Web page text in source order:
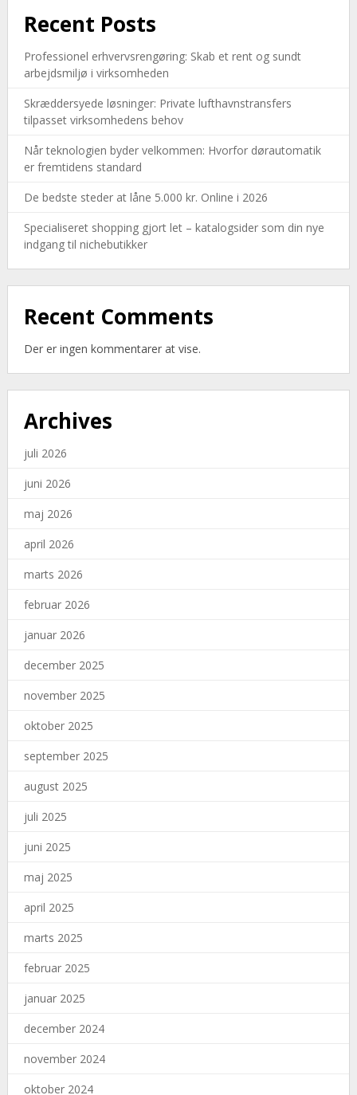
Recent Posts
Professionel erhvervsrengøring: Skab et rent og sundt
arbejdsmiljø i virksomheden
Skræddersyede løsninger: Private lufthavnstransfers
tilpasset virksomhedens behov
Når teknologien byder velkommen: Hvorfor dørautomatik
er fremtidens standard
De bedste steder at låne 5.000 kr. Online i 2026
Specialiseret shopping gjort let – katalogsider som din nye
indgang til nichebutikker
Recent Comments
Der er ingen kommentarer at vise.
Archives
juli 2026
juni 2026
maj 2026
april 2026
marts 2026
februar 2026
januar 2026
december 2025
november 2025
oktober 2025
september 2025
august 2025
juli 2025
juni 2025
maj 2025
april 2025
marts 2025
februar 2025
januar 2025
december 2024
november 2024
oktober 2024